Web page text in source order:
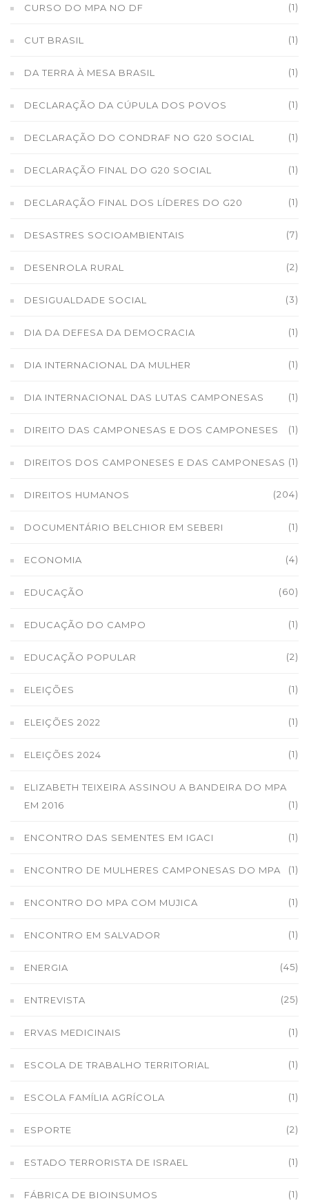
CURSO DO MPA NO DF (1)
CUT BRASIL (1)
DA TERRA À MESA BRASIL (1)
DECLARAÇÃO DA CÚPULA DOS POVOS (1)
DECLARAÇÃO DO CONDRAF NO G20 SOCIAL (1)
DECLARAÇÃO FINAL DO G20 SOCIAL (1)
DECLARAÇÃO FINAL DOS LÍDERES DO G20 (1)
DESASTRES SOCIOAMBIENTAIS (7)
DESENROLA RURAL (2)
DESIGUALDADE SOCIAL (3)
DIA DA DEFESA DA DEMOCRACIA (1)
DIA INTERNACIONAL DA MULHER (1)
DIA INTERNACIONAL DAS LUTAS CAMPONESAS (1)
DIREITO DAS CAMPONESAS E DOS CAMPONESES (1)
DIREITOS DOS CAMPONESES E DAS CAMPONESAS (1)
DIREITOS HUMANOS (204)
DOCUMENTÁRIO BELCHIOR EM SEBERI (1)
ECONOMIA (4)
EDUCAÇÃO (60)
EDUCAÇÃO DO CAMPO (1)
EDUCAÇÃO POPULAR (2)
ELEIÇÕES (1)
ELEIÇÕES 2022 (1)
ELEIÇÕES 2024 (1)
ELIZABETH TEIXEIRA ASSINOU A BANDEIRA DO MPA
EM 2016
(1)
ENCONTRO DAS SEMENTES EM IGACI (1)
ENCONTRO DE MULHERES CAMPONESAS DO MPA (1)
ENCONTRO DO MPA COM MUJICA (1)
ENCONTRO EM SALVADOR (1)
ENERGIA (45)
ENTREVISTA (25)
ERVAS MEDICINAIS (1)
ESCOLA DE TRABALHO TERRITORIAL (1)
ESCOLA FAMÍLIA AGRÍCOLA (1)
ESPORTE (2)
ESTADO TERRORISTA DE ISRAEL (1)
FÁBRICA DE BIOINSUMOS (1)